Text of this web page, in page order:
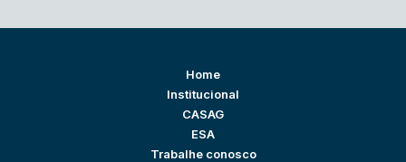
Home
Institucional
CASAG
ESA
Trabalhe conosco